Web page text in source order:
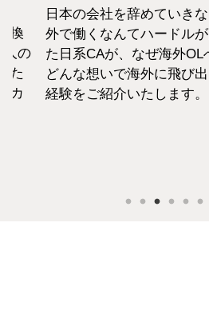
換
人の
た
カ
日本の会社を辞めていき
外で働くなんてハードル
た日系CAが、なぜ海外OL
どんな想いで海外に飛び
経験をご紹介いたします。